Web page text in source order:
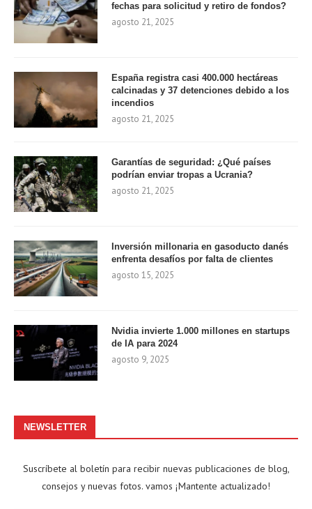
fechas para solicitud y retiro de fondos?
agosto 21, 2025
España registra casi 400.000 hectáreas
calcinadas y 37 detenciones debido a los
incendios
agosto 21, 2025
Garantías de seguridad: ¿Qué países
podrían enviar tropas a Ucrania?
agosto 21, 2025
Inversión millonaria en gasoducto danés
enfrenta desafíos por falta de clientes
agosto 15, 2025
Nvidia invierte 1.000 millones en startups
de IA para 2024
agosto 9, 2025
NEWSLETTER
Suscríbete al boletín para recibir nuevas publicaciones de blog,
consejos y nuevas fotos. vamos ¡Mantente actualizado!